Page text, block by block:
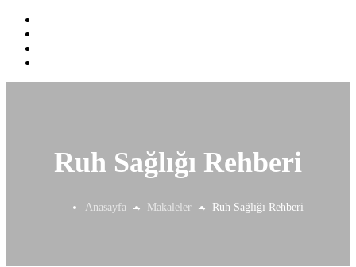
Ruh Sağlığı Rehberi
Anasayfa Makaleler Ruh Sağlığı Rehberi